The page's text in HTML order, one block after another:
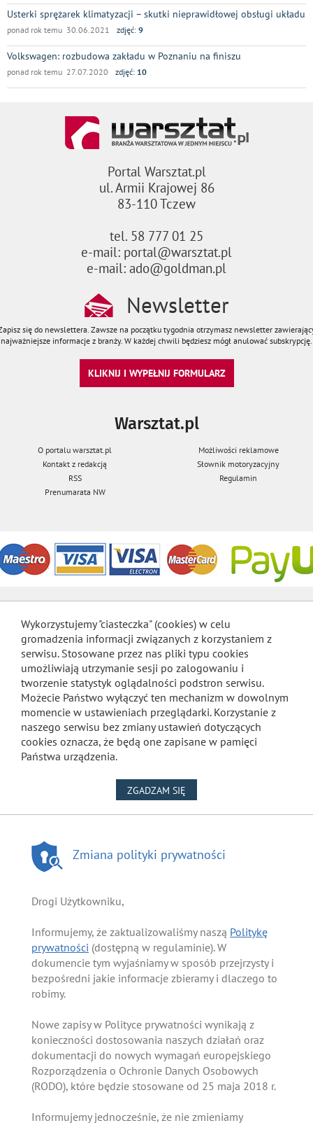
Usterki sprężarek klimatyzacji – skutki nieprawidłowej obsługi układu
ponad rok temu 30.06.2021 zdjęć: 9
Volkswagen: rozbudowa zakładu w Poznaniu na finiszu
ponad rok temu 27.07.2020 zdjęć: 10
Portal Warsztat.pl
ul. Armii Krajowej 86
83-110 Tczew
tel. 58 777 01 25
e-mail: portal@warsztat.pl
e-mail: ado@goldman.pl
Newsletter
się do newslettera. Zawsze na początku tygodnia otrzymasz newsletter
najważniejsze informacje z branży. W każdej chwili będziesz mógł anulować subskrypcję.
KLIKNIJ I WYPEŁNIJ FORMULARZ
Warsztat.pl
O portalu warsztat.pl
Możliwości reklamowe
Kontakt z redakcją
Słownik motoryzacyjny
RSS
Regulamin
Prenumarata NW
Wykorzystujemy "ciasteczka" (cookies) w celu
gromadzenia informacji związanych z korzystaniem z
serwisu. Stosowane przez nas pliki typu cookies
umożliwiają utrzymanie sesji po zalogowaniu i
tworzenie statystyk oglądalności podstron serwisu.
Możecie Państwo wyłączyć ten mechanizm w dowolnym
momencie w ustawieniach przeglądarki. Korzystanie z
naszego serwisu bez zmiany ustawień dotyczących
cookies oznacza, że będą one zapisane w pamięci
Państwa urządzenia.
ZGADZAM SIĘ
Zmiana polityki prywatności
Drogi Użytkowniku,
Informujemy, że zaktualizowaliśmy naszą Politykę
prywatności (dostępną w regulaminie). W
dokumencie tym wyjaśniamy w sposób przejrzysty i
bezpośredni jakie informacje zbieramy i dlaczego to
robimy.
Nowe zapisy w Polityce prywatności wynikają z
konieczności dostosowania naszych działań oraz
dokumentacji do nowych wymagań europejskiego
Rozporządzenia o Ochronie Danych Osobowych
(RODO), które będzie stosowane od 25 maja 2018 r.
Informujemy jednocześnie, że nie zmieniamy